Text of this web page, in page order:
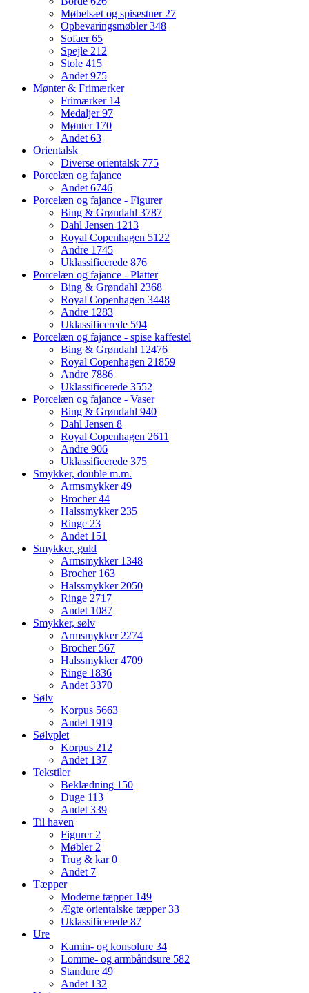
Møbelsæt og spisestuer27
Opbevaringsmøbler348
Sofaer65
Spejle 212
Stole 415
Andet975
Mønter & Frimærker
Frimærker 14
Medaljer97
Mønter 170
Andet63
Orientalsk
Diverse orientalsk 775
Porcelæn og fajance
Andet6746
Porcelæn og fajance - Figurer
Bing & Grøndahl 3787
Dahl Jensen 1213
Royal Copenhagen 5122
Andre 1745
Uklassificerede 876
Porcelæn og fajance - Platter
Bing & Grøndahl 2368
Royal Copenhagen 3448
Andre 1283
Uklassificerede 594
Porcelæn og fajance - spise kaffestel
Bing & Grøndahl 12476
Royal Copenhagen 21859
Andre 7886
Uklassificerede 3552
Porcelæn og fajance - Vaser
Bing & Grøndahl 940
Dahl Jensen 8
Royal Copenhagen 2611
Andre 906
Uklassificerede 375
Smykker, double m.m.
Armsmykker49
Brocher44
Halssmykker235
Ringe 23
Andet 151
Smykker, guld
Armsmykker 1348
Brocher 163
Halssmykker2050
Ringe 2717
Andet 1087
Smykker, sølv
Armsmykker2274
Brocher 567
Halssmykker4709
Ringe 1836
Andet3370
Sølv
Korpus 5663
Andet 1919
Sølvplet
Korpus 212
Andet 137
Tekstiler
Beklædning 150
Duge 113
Andet339
Til haven
Figurer2
Møbler2
Trug & kar0
Andet 7
Tæpper
Moderne tæpper 149
Ægte orientalske tæpper33
Uklassificerede 87
Ure
Kamin- og konsolure 34
Lomme- og armbåndsure 582
Standure 49
Andet 132